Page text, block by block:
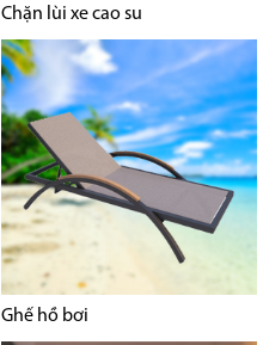
Chặn lùi xe cao su
Ghế hồ bơi